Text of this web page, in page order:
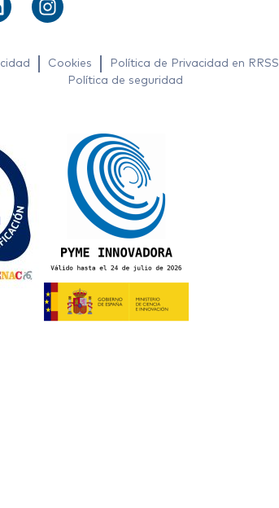
Cookies Política de Privacidad en RRSS
Política de seguridad